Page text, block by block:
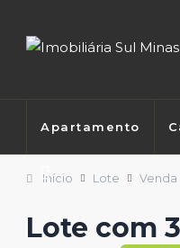
Apartamento
Início Lote Venda
Lote com